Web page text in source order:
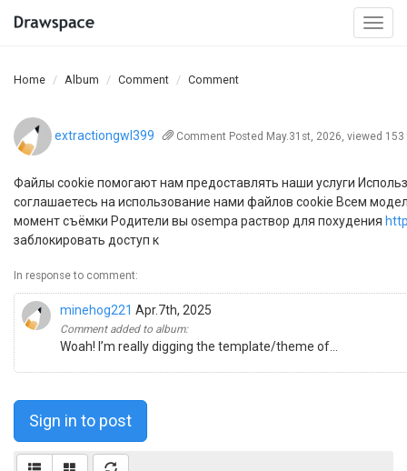
Home Album Comment Comment
extractiongwl399 Comment Posted May.31st, 2026, viewed
Файлы cookie помогают нам предоставлять наши услуги
соглашаетесь на использование нами файлов cookie Всем
момент съёмки Родители вы osempa раствор для похудения
заблокировать доступ к
In response to comment:
minehog221 Apr.7th, 2025
Comment added to album:
Woah! I’m really digging the template/theme of...
Sign in to post